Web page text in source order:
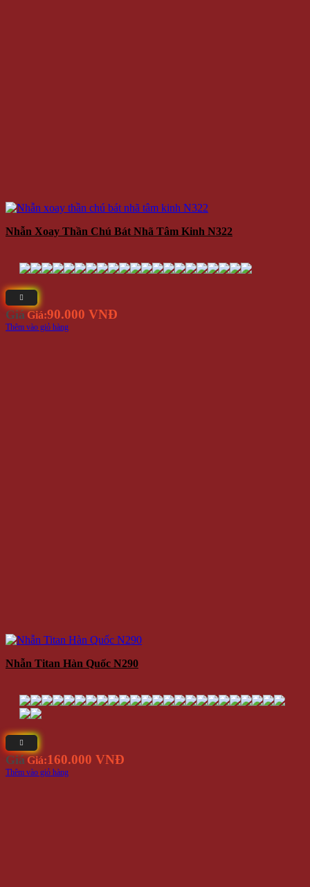
Nhẫn Xoay Thần Chú Bát Nhã Tâm Kinh N322
Giá Giá:90.000 VNĐ
Thêm vào giỏ hàng
Nhẫn Titan Hàn Quốc N290
Giá Giá:160.000 VNĐ
Thêm vào giỏ hàng